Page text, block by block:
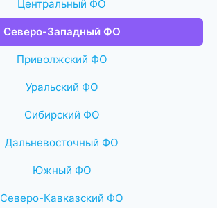
Центральный ФО
Северо-Западный ФО
Приволжский ФО
Уральский ФО
Сибирский ФО
Дальневосточный ФО
Южный ФО
Северо-Кавказский ФО